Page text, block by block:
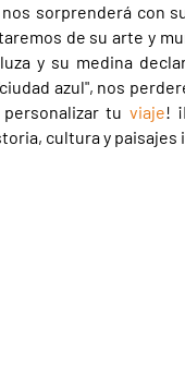
sorprenderá con
de su arte y
y su medina
azul", nos
tu viaje!
cultura y